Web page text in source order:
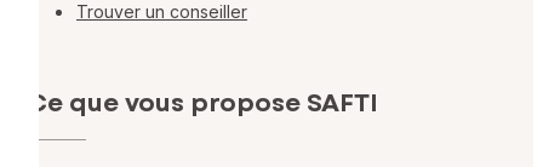
Trouver un conseiller
Ce que vous propose SAFTI